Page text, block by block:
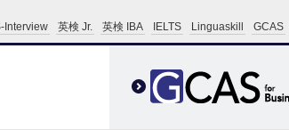
Interview 英検 Jr. 英検 IBA IELTS Linguaskill GCAS